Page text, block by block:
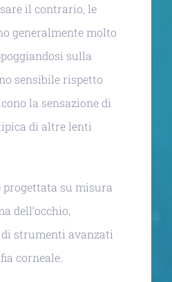
il contrario, le
generalmente molto
sulla
sensibile rispetto
la sensazione di
di altre lenti
progettata su misura
dell’occhio,
di strumenti avanzati
corneale.